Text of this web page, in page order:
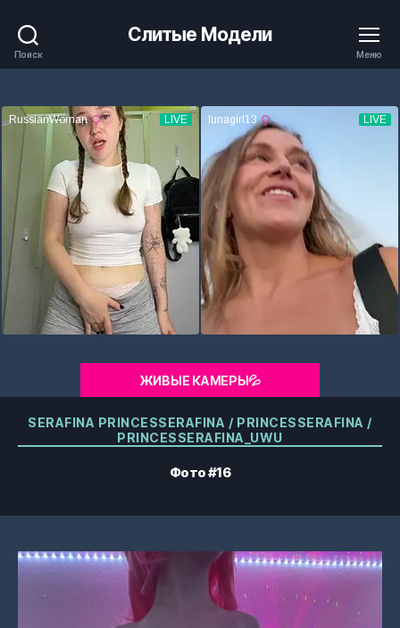
Поиск
Слитые Модели
Меню
ЖИВЫЕ КАМЕРЫ💦
Категории
SERAFINA PRINCESSERAFINA / PRINCESSERAFINA /
PRINCESSERAFINA_UWU
Фото #16